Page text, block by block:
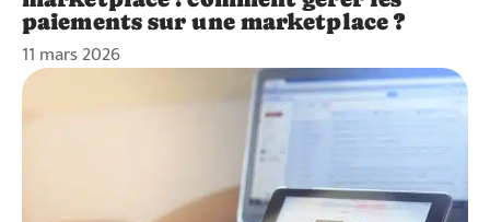
paiements sur une marketplace ?
11 mars 2026